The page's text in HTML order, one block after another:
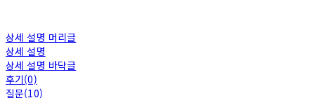
상세 설명 머리글
상세 설명
상세 설명 바닥글
후기(0)
질문(10)